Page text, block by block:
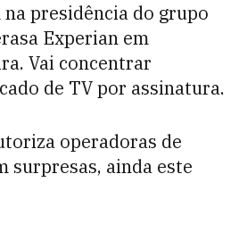
presidência do grupo
Experian em
Vai concentrar
de TV por assinatura.
operadoras de
surpresas, ainda este